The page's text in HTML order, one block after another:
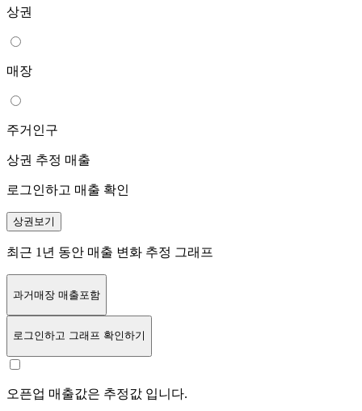
상권
매장
주거인구
상권 추정 매출
로그인하고 매출 확인
상권보기
최근 1년 동안 매출 변화 추정 그래프
과거매장 매출포함
로그인하고 그래프 확인하기
오픈업 매출값은 추정값 입니다.